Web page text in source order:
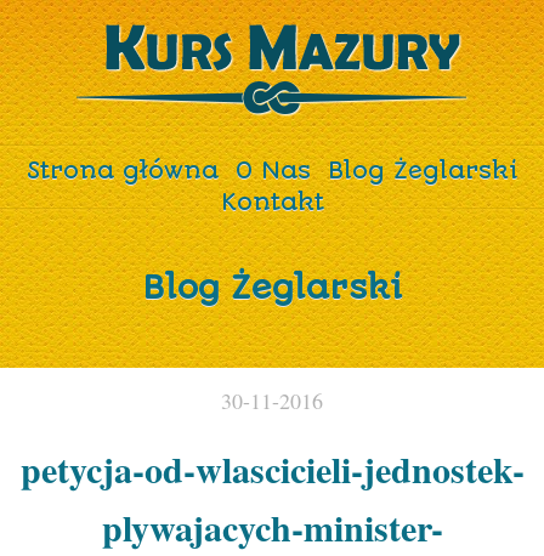
Strona główna O Nas
Blog Żeglarski
Kontakt
Blog Żeglarski
30-11-2016
petycja-od-wlascicieli-jednostek-
plywajacych-minister-